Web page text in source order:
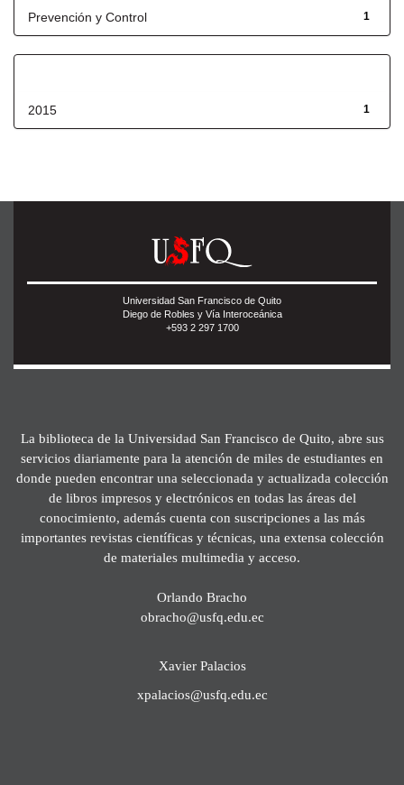
1
Prevención y Control
1
2015
Universidad San Francisco de Quito
Diego de Robles y Vía Interoceánica
+593 2 297 1700
La biblioteca de la Universidad San Francisco de Quito, abre sus
servicios diariamente para la atención de miles de estudiantes en
donde pueden encontrar una seleccionada y actualizada colección
de libros impresos y electrónicos en todas las áreas del
conocimiento, además cuenta con suscripciones a las más
importantes revistas científicas y técnicas, una extensa colección
de materiales multimedia y acceso.
Orlando Bracho
obracho@usfq.edu.ec
Xavier Palacios
xpalacios@usfq.edu.ec